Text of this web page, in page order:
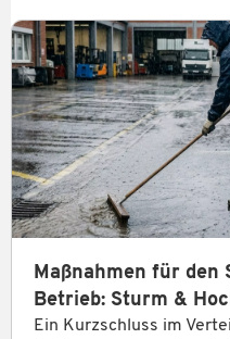
Maßnahmen für
Betrieb: Sturm &
Ein Kurzschluss im